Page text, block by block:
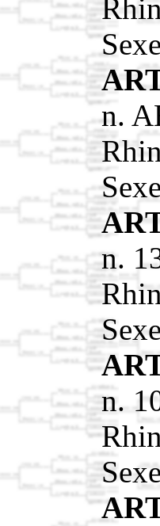
n.
n.
n.